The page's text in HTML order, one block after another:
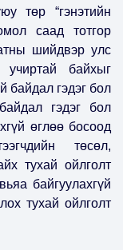
төр “гэнэтийн
саад тотгор
шийдвэр улс
байхыг
байдал гэдэг бол
гэдэг бол
өглөө босоод
төсөл,
тухай ойлголт
байгуулахгүй
тухай ойлголт